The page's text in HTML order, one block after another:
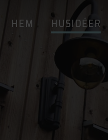
HEM HUSIDÉER